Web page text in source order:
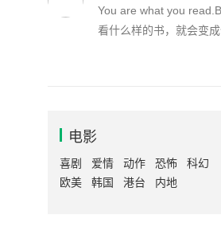
You are what you
看什么样的书，就会变
电影
喜剧 爱情 动作 恐怖
科幻
欧美
韩国 港台 内地